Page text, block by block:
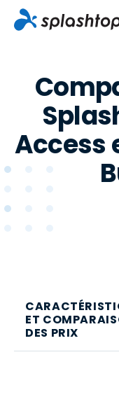
Access
ET
DES PRIX